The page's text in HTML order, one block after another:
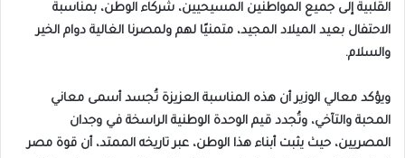
القلبية إلى جميع المواطنين المسيحيين، شركاء الوطن، بمناسبة
الاحتفال بعيد الميلاد المجيد، متمنيًا لهم ولمصرنا الغالية دوام الخير
والسلام.
ويؤكد معالي الوزير أن هذه المناسبة العزيزة تُجسد أسمى معاني
المحبة والتآخي، وتُجدد قيم الوحدة الوطنية الراسخة في وجدان
المصريين، حيث يثبت أبناء هذا الوطن، عبر تاريخه الممتد، أن قوة مصر